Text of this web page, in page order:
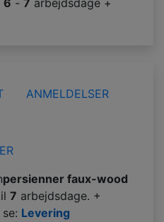
6 - 7 arbejdsdage +
ANMELDELSER
persienner faux-wood
7 arbejdsdage. +
Levering